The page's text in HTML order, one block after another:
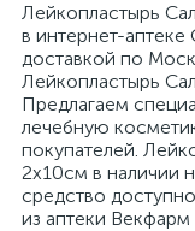
Лейкопластырь
в интернет-
доставкой по
Лейкопластырь
Предлагаем
лечебную
покупателей.
2х10см в наличии
средство
из аптеки